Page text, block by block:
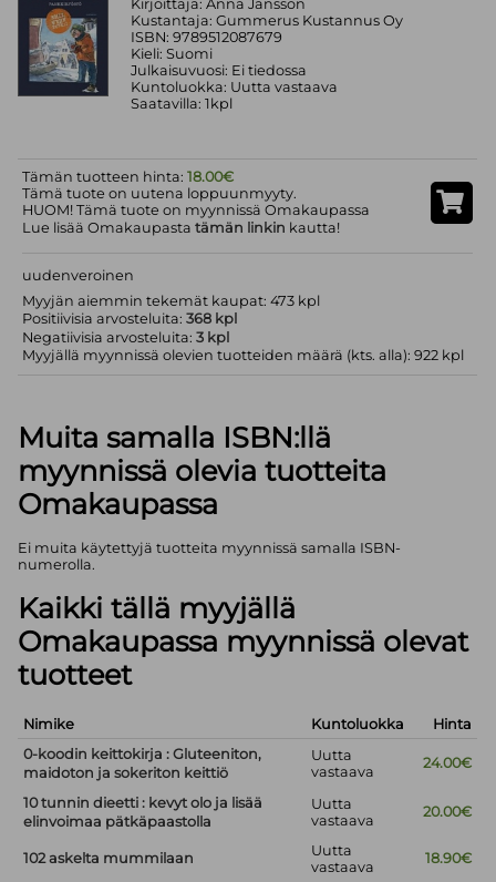
Kirjoittaja: Anna Jansson
Kustantaja: Gummerus Kustannus Oy
ISBN: 9789512087679
Kieli: Suomi
Julkaisuvuosi: Ei tiedossa
Kuntoluokka: Uutta vastaava
Saatavilla: 1kpl
Tämän tuotteen hinta:18.00€
Tämä tuote on uutena loppuunmyyty.
HUOM! Tämä tuote on myynnissä Omakaupassa
Lue lisää Omakaupastatämän linkin kautta!
uudenveroinen
Myyjän aiemmin tekemät kaupat: 473 kpl
Positiivisia arvosteluita:368 kpl
Negatiivisia arvosteluita:3 kpl
Myyjällä myynnissä olevien tuotteiden määrä (kts. alla): 922 kpl
Muita samalla ISBN:llä
myynnissä olevia tuotteita
Omakaupassa
Ei muita käytettyjä tuotteita myynnissä samalla ISBN-
numerolla.
Kaikki tällä myyjällä
Omakaupassa myynnissä olevat
tuotteet
Nimike Kuntoluokka
Hinta
0-koodin keittokirja : Gluteeniton,
maidoton ja sokeriton keittiö
Uutta
vastaava
24.00€
10 tunnin dieetti : kevyt olo ja lisää
elinvoimaa pätkäpaastolla
Uutta
vastaava
20.00€
102 askelta mummilaan
Uutta
vastaava
18.90€